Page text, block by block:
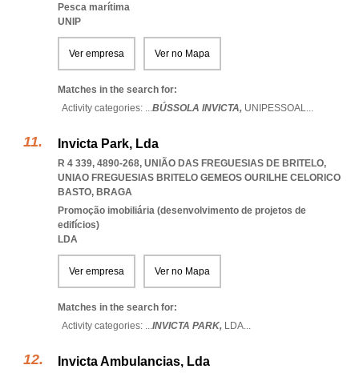
Pesca marítima
UNIP
Ver empresa Ver no Mapa
Matches in the search for:
Activity categories: ...BÚSSOLA INVICTA, UNIPESSOAL...
Invicta Park, Lda
R 4 339, 4890-268, UNIÃO DAS FREGUESIAS DE BRITELO,
UNIAO FREGUESIAS BRITELO GEMEOS OURILHE CELORICO
BASTO, BRAGA
Promoção imobiliária (desenvolvimento de projetos de
edifícios)
LDA
Ver empresa Ver no Mapa
Matches in the search for:
Activity categories: ...INVICTA PARK, LDA...
Invicta Ambulancias, Lda